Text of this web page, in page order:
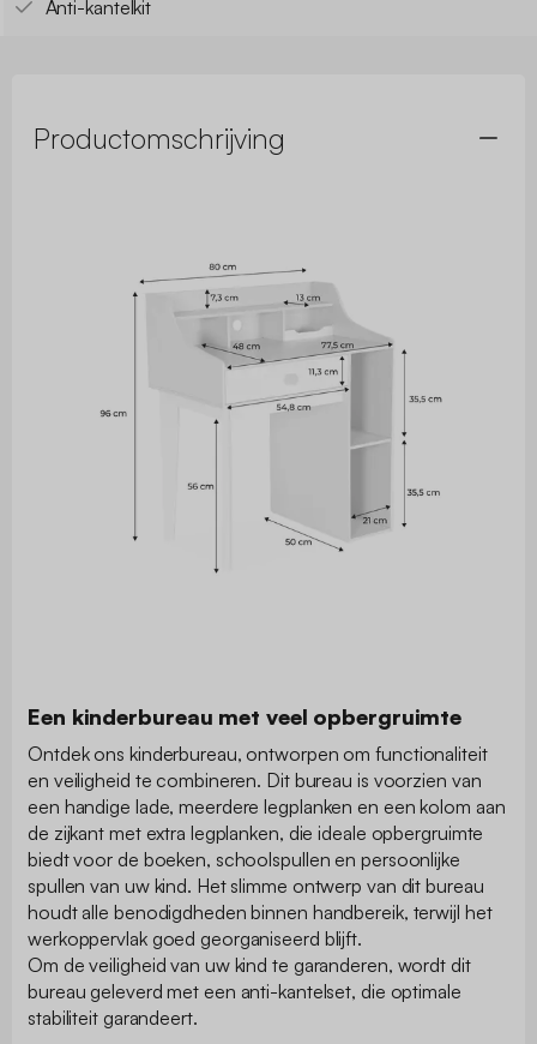
Anti-kantelkit
Productomschrijving
Een kinderbureau met veel opbergruimte
Ontdek ons kinderbureau, ontworpen om functionaliteit
en veiligheid te combineren. Dit bureau is voorzien van
een handige lade, meerdere legplanken en een kolom aan
de zijkant met extra legplanken, die ideale opbergruimte
biedt voor de boeken, schoolspullen en persoonlijke
spullen van uw kind. Het slimme ontwerp van dit bureau
houdt alle benodigdheden binnen handbereik, terwijl het
werkoppervlak goed georganiseerd blijft.
Om de veiligheid van uw kind te garanderen, wordt dit
bureau geleverd met een anti-kantelset, die optimale
stabiliteit garandeert.